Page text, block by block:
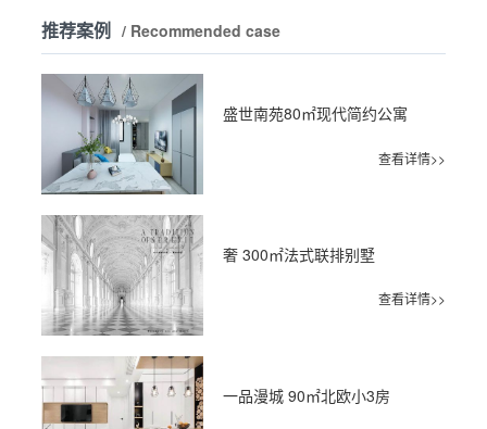
推荐案例 / Recommended case
盛世南苑80㎡现代简约公寓
查看详情>>
奢 300㎡法式联排别墅
查看详情>>
一品漫城 90㎡北欧小3房